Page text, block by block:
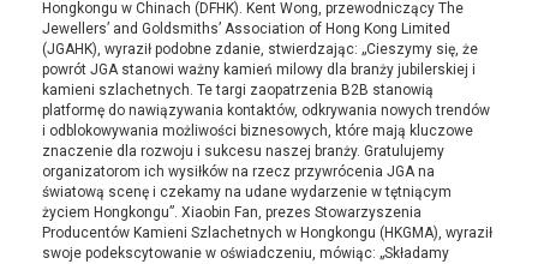
Hongkongu w Chinach (DFHK). Kent Wong, przewodniczący The
Jewellers’ and Goldsmiths’ Association of Hong Kong Limited
(JGAHK), wyraził podobne zdanie, stwierdzając: „Cieszymy się, że
powrót JGA stanowi ważny kamień milowy dla branży jubilerskiej i
kamieni szlachetnych. Te targi zaopatrzenia B2B stanowią
platformę do nawiązywania kontaktów, odkrywania nowych trendów
i odblokowywania możliwości biznesowych, które mają kluczowe
znaczenie dla rozwoju i sukcesu naszej branży. Gratulujemy
organizatorom ich wysiłków na rzecz przywrócenia JGA na
światową scenę i czekamy na udane wydarzenie w tętniącym
życiem Hongkongu”. Xiaobin Fan, prezes Stowarzyszenia
Producentów Kamieni Szlachetnych w Hongkongu (HKGMA), wyraził
swoje podekscytowanie w oświadczeniu, mówiąc: „Składamy